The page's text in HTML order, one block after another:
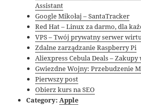
Assistant
Google Mikołaj – SantaTracker
Red Hat – Linux za darmo, dla
VPS – Twój prywatny serwer
Zdalne zarządzanie Raspberry Pi
Aliexpress Cebula Deals – Zakupy
Gwiezdne Wojny: Przebudzenie
Pierwszy post
Obierz kurs na SEO
Category:Apple